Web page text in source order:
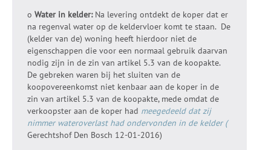
o Water in kelder: Na levering ontdekt de koper dat er
na regenval water op de keldervloer komt te staan. De
(kelder van de) woning heeft hierdoor niet de
eigenschappen die voor een normaal gebruik daarvan
nodig zijn in de zin van artikel 5.3 van de koopakte.
De gebreken waren bij het sluiten van de
koopovereenkomst niet kenbaar aan de koper in de
zin van artikel 5.3 van de koopakte, mede omdat de
verkoopster aan de koper had meegedeeld dat zij
nimmer wateroverlast had ondervonden in de kelder (
Gerechtshof Den Bosch 12-01-2016)